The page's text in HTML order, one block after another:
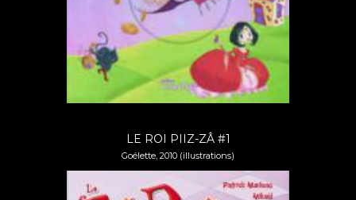
LE ROI PIIZ-ZÂ #1
Goélette, 2010 (illustrations)